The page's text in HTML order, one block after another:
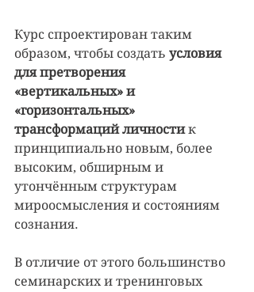
Курс спроектирован таким
образом, чтобы создать условия
для претворения
«вертикальных» и
«горизонтальных»
трансформаций личности к
принципиально новым, более
высоким, обширным и
утончённым структурам
мироосмысления и состояниям
сознания.
В отличие от этого большинство
семинарских и тренинговых